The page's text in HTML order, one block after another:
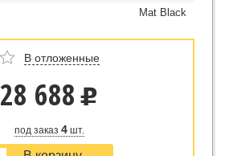
Mat Black
В отложенные
28 688 u
под заказ 4шт.